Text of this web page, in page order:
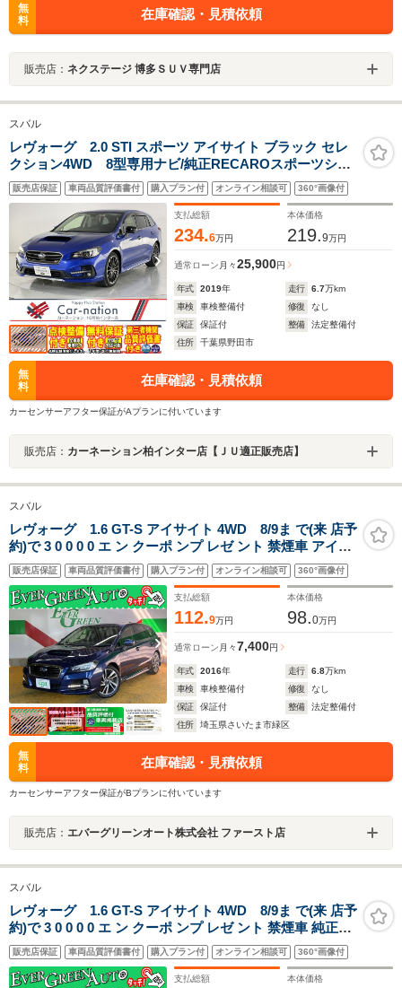
無
料
在庫確認・見積依頼
販売店： ネクステージ 博多ＳＵＶ専門店
スバル
レヴォーグ 2.0 STI スポーツ アイサイト ブラック セレ
クション4WD 8型専用ナビ/純正RECAROスポーツシー
ト/セイフティプラス(後側方検知/ハイビームアシスト/ス
マートミラー/フロント・サイドビューモニター)/アイサイ
トコアテクノロジー/ステアリング連動LEDライト/純正ド
ラレコ
販売店保証 車両品質評価書付 購入プラン付 オンライン相談可 360°画像付
支払総額
234.6万円
本体価格
219.9万円
通常ローン 月々25,900円
年式 2019年 走行 6.7万km
車検
車検整備付 修復
なし
保証
保証付 整備
法定整備付
住所
千葉県野田市
無
料
在庫確認・見積依頼
カーセンサーアフター保証がAプランに付いています
販売店： カーネーション柏インター店【ＪＵ適正販売店】
スバル
レヴォーグ 1.6 GT-S アイサイト 4WD 8/9ま で(来 店予
約)で 3 0 0 0 0 エ ン クーポ ンプ レゼ ント 禁煙車 アイサ
イトVer3 アダプティブクルコン 純正メモリナビ
Bluetooth 衝突軽減ブレーキ レーンキープ バックカメラ
ETC プッシュスタート
販売店保証 車両品質評価書付 購入プラン付 オンライン相談可 360°画像付
支払総額
112.9万円
本体価格
98.0万円
通常ローン 月々7,400円
年式 2016年 走行 6.8万km
車検
車検整備付 修復
なし
保証
保証付 整備
法定整備付
住所
埼玉県さいたま市緑区
無
料
在庫確認・見積依頼
カーセンサーアフター保証がBプランに付いています
販売店： エバーグリーンオート株式会社 ファースト店
スバル
レヴォーグ 1.6 GT-S アイサイト 4WD 8/9ま で(来 店予
約)で 3 0 0 0 0 エ ン クーポ ンプ レゼ ント 禁煙車 純正SD
ナビ アイサイトVer3 Bluetooth バックカメラ ETC アク
セスキー プッシュスタート LEDライト フォグ 横滑り防
止装置 純正18インチAW
販売店保証 車両品質評価書付 購入プラン付 オンライン相談可 360°画像付
支払総額 本体価格